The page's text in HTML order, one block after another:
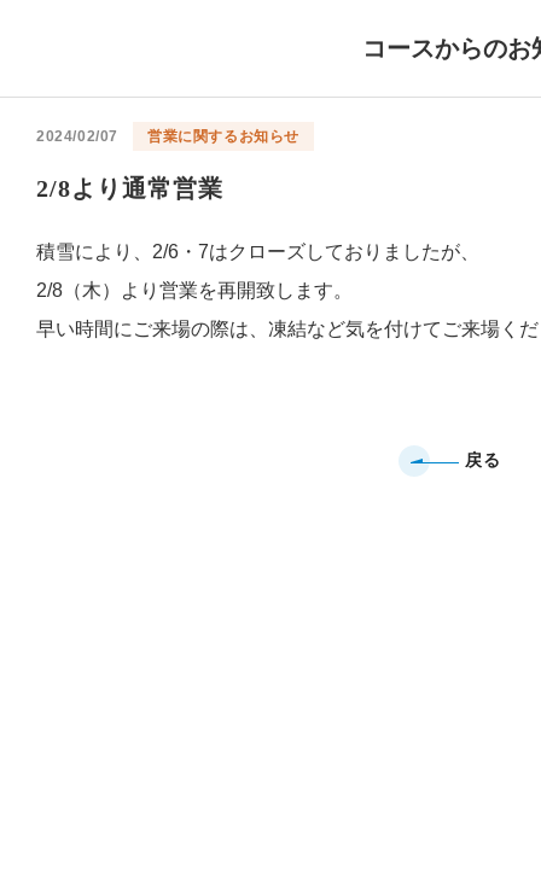
コースからのお
2024/02/07 営業に関するお知らせ
2/8より通常営業
積雪により、2/6・7はクローズしておりましたが、
2/8（木）より営業を再開致します。
早い時間にご来場の際は、凍結など気を付けてご来場く
戻る